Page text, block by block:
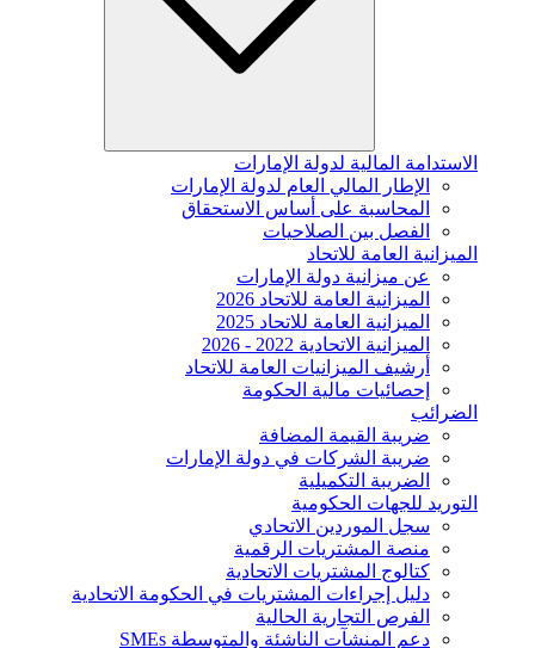
الاستدامة المالية لدولة الإمارات
الإطار المالي العام لدولة الإمارات
المحاسبة على أساس الاستحقاق
الفصل بين الصلاحيات
الميزانية العامة للاتحاد
عن ميزانية دولة الإمارات
الميزانية العامة للاتحاد 2026
الميزانية العامة للاتحاد 2025
الميزانية الاتحادية 2022 - 2026
أرشيف الميزانيات العامة للاتحاد
إحصائيات مالية الحكومة
الضرائب
ضريبة القيمة المضافة
ضريبة الشركات في دولة الإمارات
الضريبة التكميلية
التوريد للجهات الحكومية
سجل الموردين الاتحادي
منصة المشتريات الرقمية
كتالوج المشتريات الاتحادية
دليل إجراءات المشتريات في الحكومة الاتحادية
الفرص التجارية الحالية
دعم المنشآت الناشئة والمتوسطة SMEs